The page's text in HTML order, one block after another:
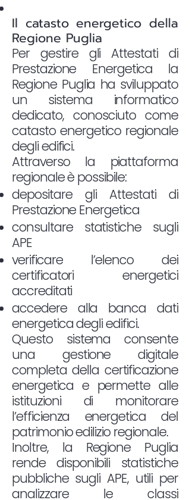
Il catasto energetico della
Regione Puglia
Per gestire gli Attestati di
Prestazione Energetica la
Regione Puglia ha sviluppato
un sistema informatico
dedicato, conosciuto come
catasto energetico regionale
degli edifici.
Attraverso la piattaforma
regionale è possibile:
depositare gli Attestati di
Prestazione Energetica
consultare statistiche sugli
APE
verificare l’elenco dei
certificatori energetici
accreditati
accedere alla banca dati
energetica degli edifici.
Questo sistema consente
una gestione digitale
completa della certificazione
energetica e permette alle
istituzioni di monitorare
l’efficienza energetica del
patrimonio edilizio regionale.
Inoltre, la Regione Puglia
rende disponibili statistiche
pubbliche sugli APE, utili per
analizzare le classi